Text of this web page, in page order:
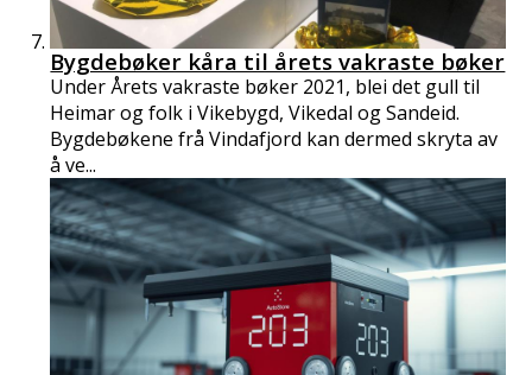
Bygdebøker kåra til årets vakraste bøker
Under Årets vakraste bøker 2021, blei det gull til
Heimar og folk i Vikebygd, Vikedal og Sandeid.
Bygdebøkene frå Vindafjord kan dermed skryta av
å ve...